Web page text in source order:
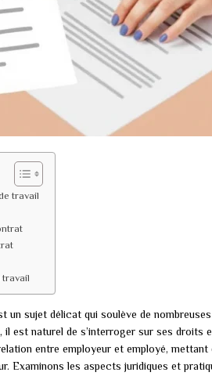
travail
travail
sujet délicat qui soulève de
est naturel de s’interroger sur ses droits
entre employeur et employé, mettant
Examinons les aspects juridiques et